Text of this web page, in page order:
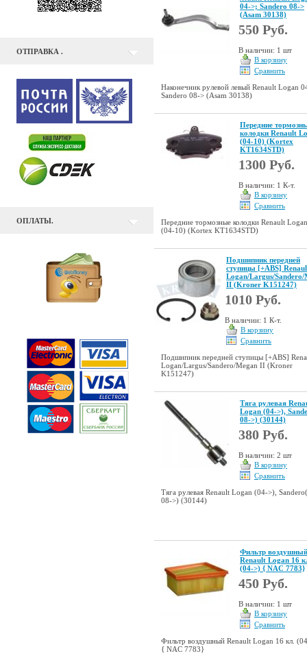
ОТПРАВКА .
ОПЛАТЫ.
04->; Sandero 08->
(Asam 30138)
550 Руб.
В наличии: 1 шт
В корзину
Сравнить
Наконечник рулевой левый Renault Logan
Sandero 08-> (Asam 30138)
Передние
колодки Renault
(04-10) (Kortex
KT1634STD)
1300 Руб.
В наличии: 1 К-т.
В корзину
Сравнить
Передние тормозные колодки Renault Logan
(04-10) (Kortex KT1634STD)
Подшипник передней
ступицы [+ABS]
Logan/Largus/Sandero/
II (Kroner K151247)
1010 Руб.
В наличии: 1 К-т.
В корзину
Сравнить
Подшипник передней ступицы [+ABS]
Logan/Largus/Sandero/Megan II (Kroner
K151247)
Тяга рулевая
Logan (04->),
08->) (30144)
380 Руб.
В наличии: 2 шт
В корзину
Сравнить
Тяга рулевая Renault Logan (04->), Sandero(
08->) (30144)
Фильтр воздушный
Renault Logan 16
(04->) { NAC 7783}
450 Руб.
В наличии: 1 шт
В корзину
Сравнить
Фильтр воздушный Renault Logan 16 кл.
{ NAC 7783}